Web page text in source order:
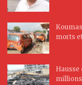
morts
Hausse